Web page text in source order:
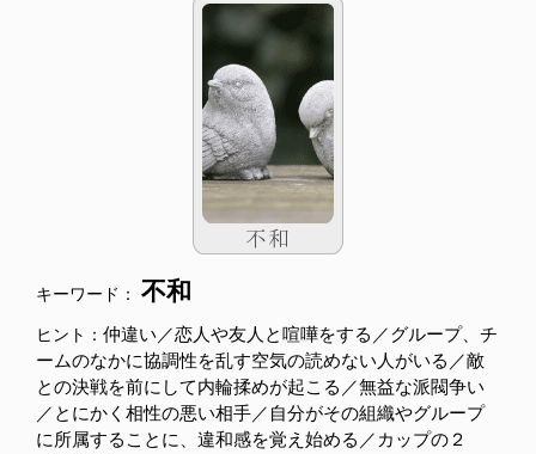
キーワード： 不和
ヒント： 仲違い／恋人や友人と喧嘩をする／グループ、チ
ームのなかに協調性を乱す空気の読めない人がいる／敵
との決戦を前にして内輪揉めが起こる／無益な派閥争い
／とにかく相性の悪い相手／自分がその組織やグループ
に所属することに、違和感を覚え始める／カップの２